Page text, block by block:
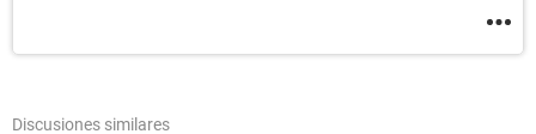
Discusiones similares